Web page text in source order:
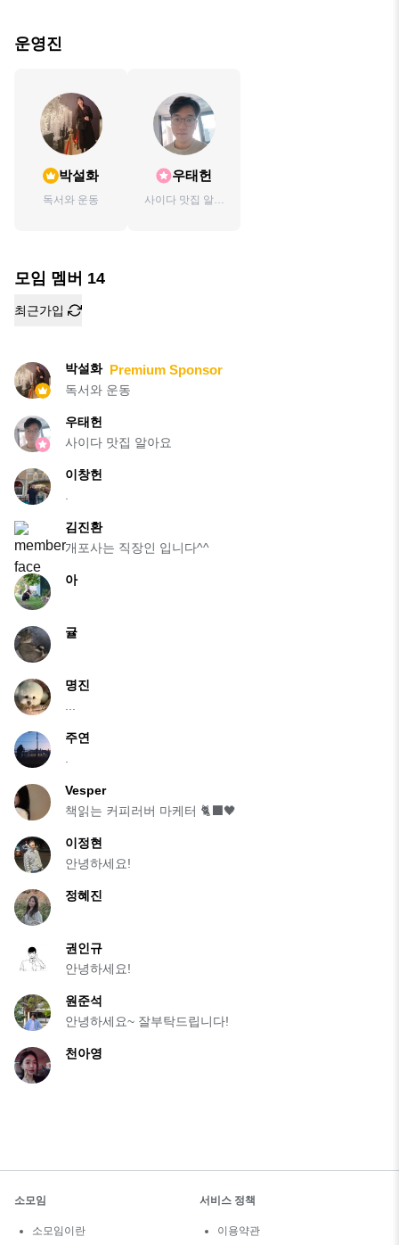
운영진
박설화
독서와 운동
우태헌
사이다 맛집 알아
모임 멤버 14
최근가입
박설화 Premium Sponsor
독서와 운동
우태헌
사이다 맛집 알아요
이창헌
김진환
개포사는 직장인 입니다^^
아
귤
명진
주연
Vesper
책읽는 커피러버 마케터 🐈‍⬛🖤
이정현
안녕하세요!
정혜진
권인규
안녕하세요!
원준석
안녕하세요~ 잘부탁드립니다!
천아영
소모임
소모임이란
서비스 정책
이용약관